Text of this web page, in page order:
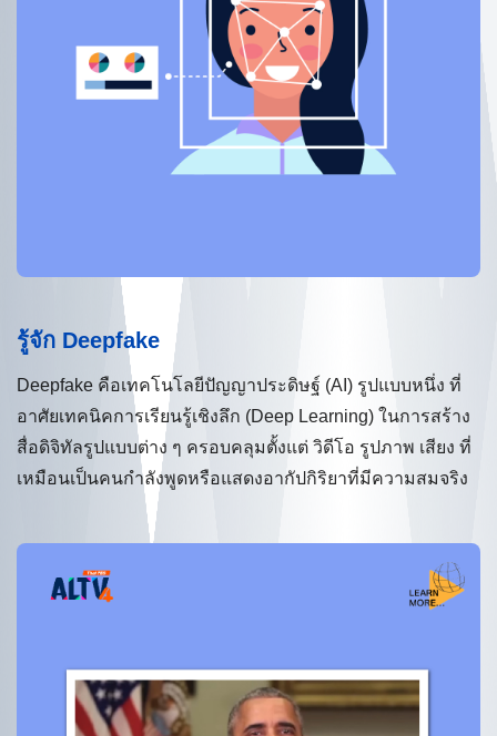
รู้จัก Deepfake
Deepfake คือเทคโนโลยีปัญญาประดิษฐ์ (AI) รูปแบบหนึ่ง ที่
อาศัยเทคนิคการเรียนรู้เชิงลึก (Deep Learning) ในการสร้าง
สื่อดิจิทัลรูปแบบต่าง ๆ ครอบคลุมตั้งแต่ วิดีโอ รูปภาพ เสียง ที่
เหมือนเป็นคนกำลังพูดหรือแสดงอากัปกิริยาที่มีความสมจริง